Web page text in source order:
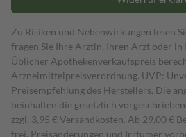
Zu Risiken und Nebenwirkungen lesen
fragen Sie Ihre Ärztin, Ihren Arzt oder in
Üblicher Apothekenverkaufspreis
Arzneimittelpreisverordnung. UVP:
Preisempfehlung des Herstellers. Die
beinhalten die gesetzlich
zzgl. 3,95 € Versandkosten. Ab 29,00 €
frei. Preisänderungen und Irrtümer